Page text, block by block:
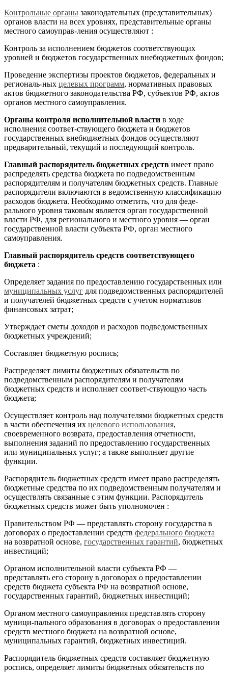
Контрольные органы законодательных (представительных)
органов власти на всех уровнях, представительные органы
местного самоуправ-ления осуществляют :
Контроль за исполнением бюджетов соответствующих
уровней и бюджетов государственных внебюджетных фондов;
Проведение экспертизы проектов бюджетов, федеральных и
региональ-ных целевых программ, нормативных правовых
актов бюджетного законодательства РФ, субъектов РФ, актов
органов местного самоуправления.
Органы контроля исполнительной власти в ходе
исполнения соответ-ствующего бюджета и бюджетов
государственных внебюджетных фондов осуществляют
предварительный, текущий и последующий контроль.
Главный распорядитель бюджетных средств имеет право
распределять средства бюджета по подведомственным
распорядителям и получателям бюджетных средств. Главные
распорядители включаются в ведомственную классификацию
расходов бюджета. Необходимо отметить, что для феде-
рального уровня таковым является орган государственной
власти РФ, для регионального и местного уровня — орган
государственной власти субъекта РФ, орган местного
самоуправления.
Главный распорядитель средств соответствующего
бюджета :
Определяет задания по предоставлению государственных или
муниципальных услуг для подведомственных распорядителей
и получателей бюджетных средств с учетом нормативов
финансовых затрат;
Утверждает сметы доходов и расходов подведомственных
бюджетных учреждений;
Составляет бюджетную роспись;
Распределяет лимиты бюджетных обязательств по
подведомственным распорядителям и получателям
бюджетных средств и исполняет соответ-ствующую часть
бюджета;
Осуществляет контроль над получателями бюджетных средств
в части обеспечения их целевого использования,
своевременного возврата, предоставления отчетности,
выполнения заданий по предоставлению государственных
или муниципальных услуг; а также выполняет другие
функции.
Распорядитель бюджетных средств имеет право распределять
бюджетные средства по их подведомственным получателям и
осуществлять связанные с этим функции. Распорядитель
бюджетных средств может быть уполномочен :
Правительством РФ — представлять сторону государства в
договорах о предоставлении средств федерального бюджета
на возвратной основе, государственных гарантий, бюджетных
инвестиций;
Органом исполнительной власти субъекта РФ —
представлять его сторону в договорах о предоставлении
средств бюджета субъекта РФ на возвратной основе,
государственных гарантий, бюджетных инвестиций;
Органом местного самоуправления представлять сторону
муници-пального образования в договорах о предоставлении
средств местного бюджета на возвратной основе,
муниципальных гарантий, бюджетных инвестиций.
Распорядитель бюджетных средств составляет бюджетную
роспись, определяет лимиты бюджетных обязательств по